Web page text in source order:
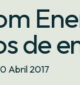
de
Abril 2017